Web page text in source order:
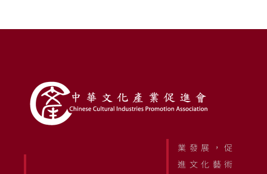
業發展，促
進文化藝術